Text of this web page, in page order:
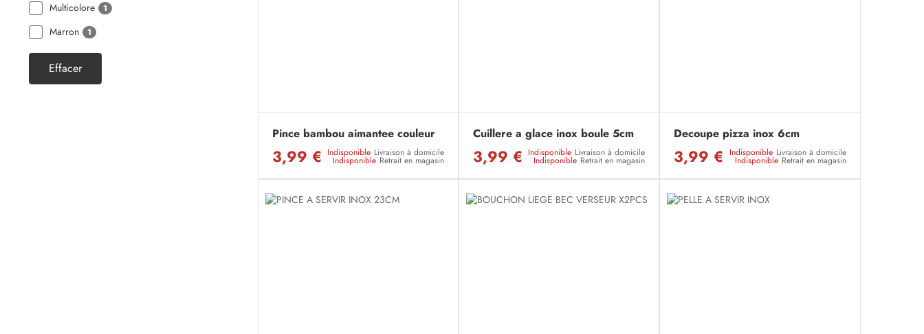
Multicolore 1
Marron 1
Effacer
Pince bambou aimantee couleur
3,99 € Indisponible Livraison à domicile
Indisponible Retrait en magasin
Cuillere a glace inox boule 5cm
3,99 € Indisponible Livraison à domicile
Indisponible Retrait en magasin
Decoupe pizza inox 6cm
3,99 € Indisponible Livraison à domicile
Indisponible Retrait en magasin